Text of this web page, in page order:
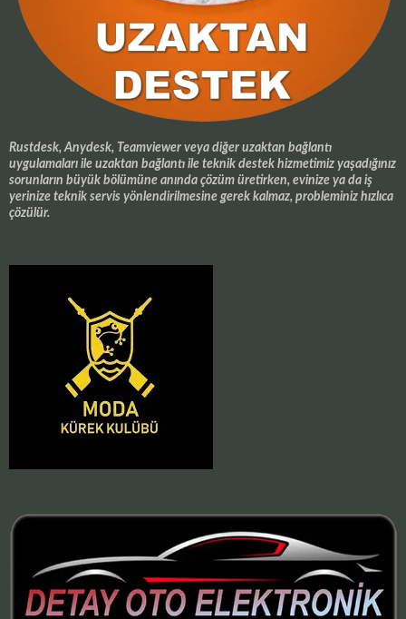
Rustdesk, Anydesk, Teamviewer veya diğer uzaktan bağlantı
uygulamaları ile uzaktan bağlantı ile teknik destek hizmetimiz yaşadığınız
sorunların büyük bölümüne anında çözüm üretirken, evinize ya da iş
yerinize teknik servis yönlendirilmesine gerek kalmaz, probleminiz hızlıca
çözülür.